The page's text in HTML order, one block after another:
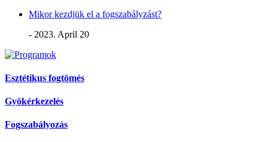
Mikor kezdjük el a fogszabályzást?
- 2023. April 20
Esztétikus fogtömés
Gyökérkezelés
Fogszabályozás